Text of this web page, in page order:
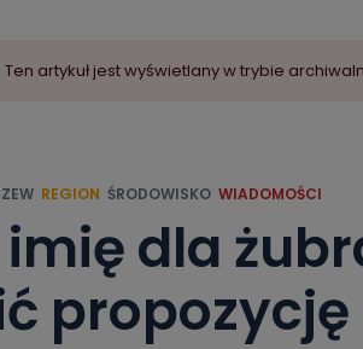
Ten artykuł jest wyświetlany w trybie
REGION ŚRODOWISKO WIADOMOŚCI
dla
propozycję